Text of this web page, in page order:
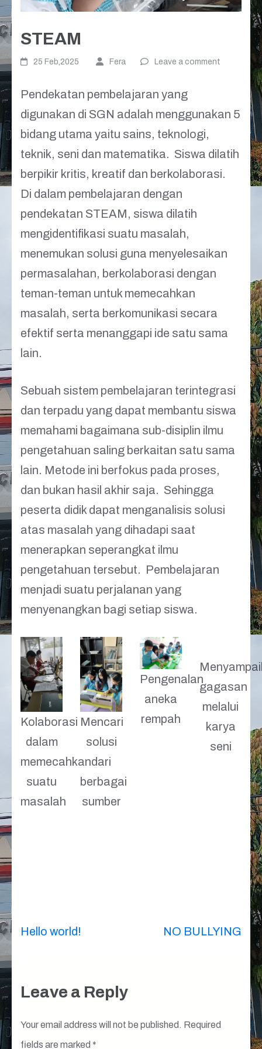
STEAM
25 Feb,2025 Fera Leave a comment
Pendekatan pembelajaran yang
digunakan di SGN adalah menggunakan 5
bidang utama yaitu sains, teknologi,
teknik, seni dan matematika. Siswa dilatih
berpikir kritis, kreatif dan berkolaborasi.
Di dalam pembelajaran dengan
pendekatan STEAM, siswa dilatih
mengidentifikasi suatu masalah,
menemukan solusi guna menyelesaikan
permasalahan, berkolaborasi dengan
teman-teman untuk memecahkan
masalah, serta berkomunikasi secara
efektif serta menanggapi ide satu sama
lain.
Sebuah sistem pembelajaran terintegrasi
dan terpadu yang dapat membantu siswa
memahami bagaimana sub-disiplin ilmu
pengetahuan saling berkaitan satu sama
lain. Metode ini berfokus pada proses,
dan bukan hasil akhir saja. Sehingga
peserta didik dapat menganalisis solusi
atas masalah yang dihadapi saat
menerapkan seperangkat ilmu
pengetahuan tersebut. Pembelajaran
menjadi suatu perjalanan yang
menyenangkan bagi setiap siswa.
Kolaborasi
dalam
memecahkan
suatu
masalah
Mencari
solusi
dari
berbagai
sumber
Pengenalan
aneka
rempah
gagasan
melalui
karya
seni
Post
Hello world! NO BULLYING
Leave a Reply
Your email address will not be published. Required
fields are marked *